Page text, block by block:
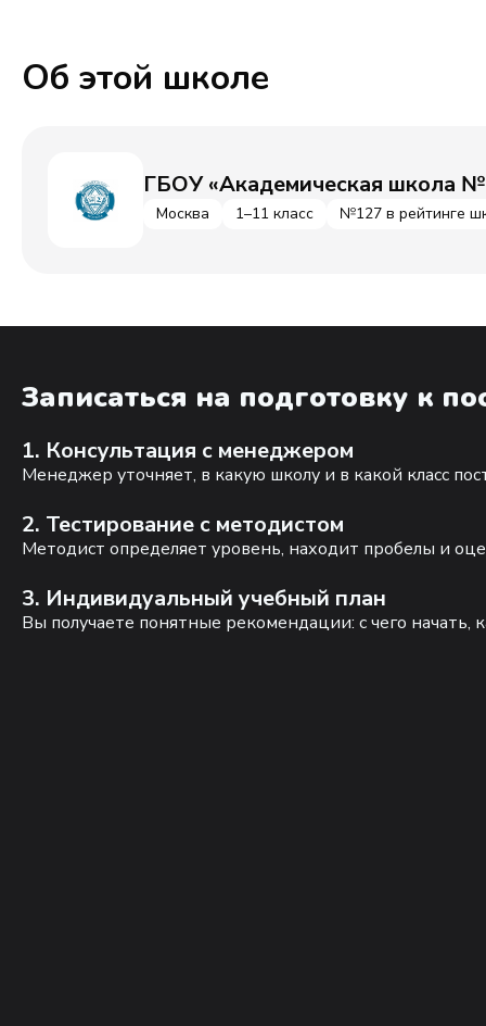
Об этой школе
ГБОУ «Академическая школа
Москва 1–11 класс №127 в рейтинге
Записаться на подготовку к
1. Консультация с менеджером
Менеджер уточняет, в какую школу и в какой класс
2. Тестирование с методистом
Методист определяет уровень, находит пробелы и
3. Индивидуальный учебный план
Вы получаете понятные рекомендации: с чего начать,